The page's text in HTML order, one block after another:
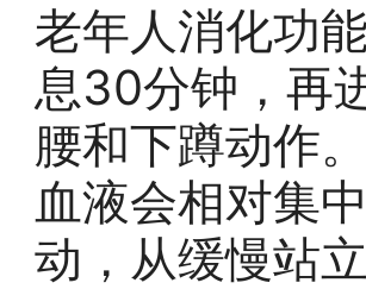
老年人消化功
息30分钟，再
腰和下蹲动作
血液会相对集
动，从缓慢站